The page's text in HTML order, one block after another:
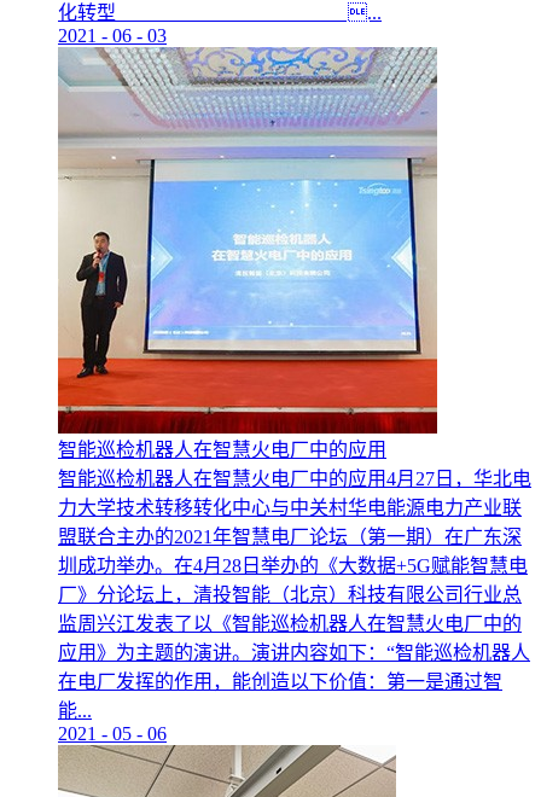
化转型 ...
2021 - 06 - 03
智能巡检机器人在智慧火电厂中的应用
智能巡检机器人在智慧火电厂中的应用4月27日，华北电
力大学技术转移转化中心与中关村华电能源电力产业联
盟联合主办的2021年智慧电厂论坛（第一期）在广东深
圳成功举办。在4月28日举办的《大数据+5G赋能智慧电
厂》分论坛上，清投智能（北京）科技有限公司行业总
监周兴江发表了以《智能巡检机器人在智慧火电厂中的
应用》为主题的演讲。演讲内容如下：“智能巡检机器人
在电厂发挥的作用，能创造以下价值：第一是通过智
能...
2021 - 05 - 06